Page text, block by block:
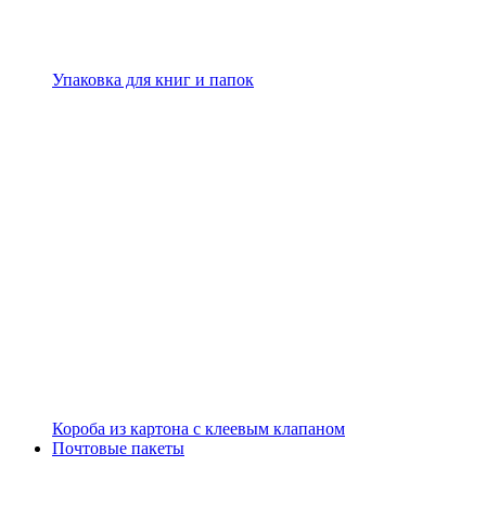
Упаковка для книг и папок
Короба из картона с клеевым клапаном
Почтовые пакеты